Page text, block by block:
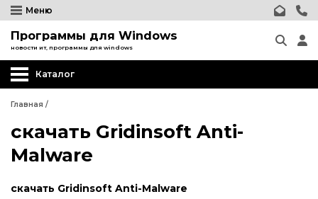
Меню
Программы для Windows
новости ит, программы для windows
Каталог
Главная /
скачать Gridinsoft Anti-
Malware
скачать Gridinsoft Anti-Malware